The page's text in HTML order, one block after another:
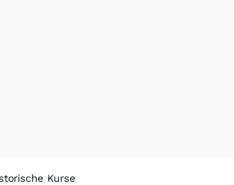
Kurse